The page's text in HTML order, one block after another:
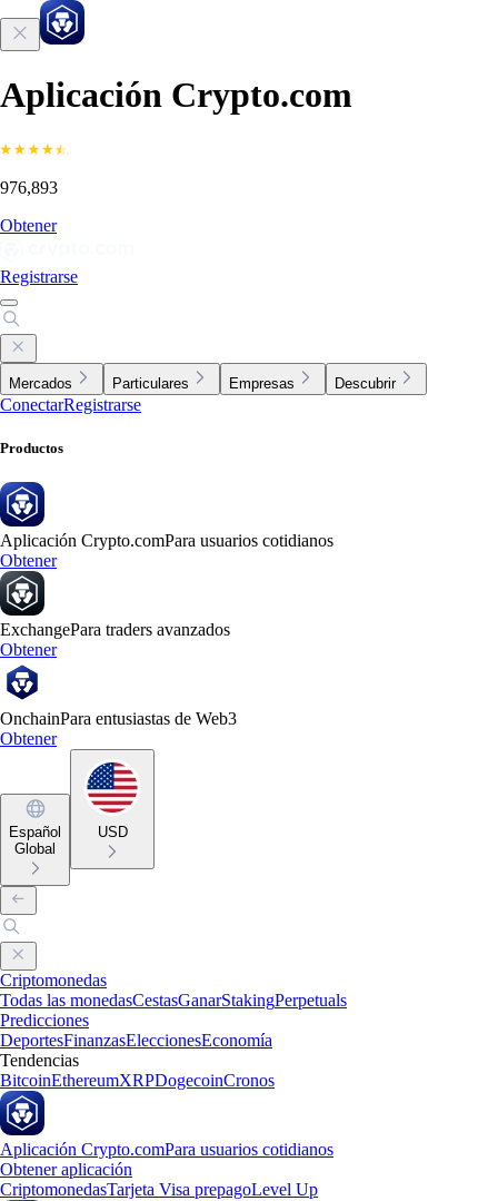
Aplicación Crypto.com
976,893
Obtener
Registrarse
Mercados Particulares Empresas Descubrir
ConectarRegistrarse
Productos
Aplicación Crypto.comPara usuarios cotidianos
Obtener
ExchangePara traders avanzados
Obtener
OnchainPara entusiastas de Web3
Obtener
Español
Global
USD
Criptomonedas
Todas las monedasCestasGanarStakingPerpetuals
Predicciones
DeportesFinanzasEleccionesEconomía
Tendencias
BitcoinEthereumXRPDogecoinCronos
Aplicación Crypto.comPara usuarios cotidianos
Obtener aplicación
CriptomonedasTarjeta Visa prepagoLevel Up